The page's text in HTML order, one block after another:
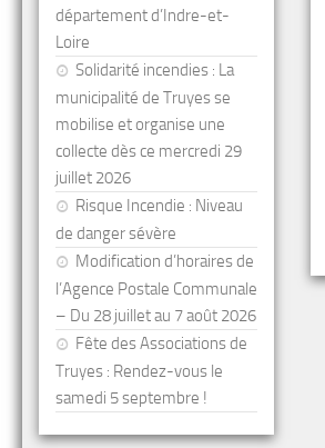
département d’Indre-et-
Loire
Solidarité incendies : La
municipalité de Truyes se
mobilise et organise une
collecte dès ce mercredi 29
juillet 2026
Risque Incendie : Niveau
de danger sévère
Modification d’horaires de
l’Agence Postale Communale
– Du 28 juillet au 7 août 2026
Fête des Associations de
Truyes : Rendez-vous le
samedi 5 septembre !